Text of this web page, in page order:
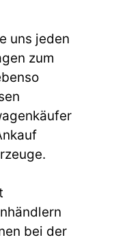
uns jeden
zum
bei der